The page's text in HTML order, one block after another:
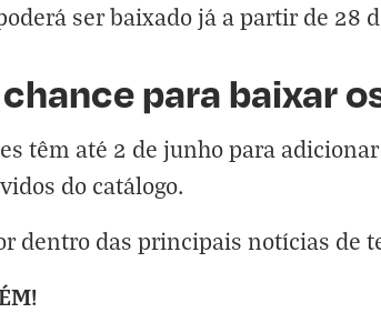
ser baixado já a partir de 28
para baixar
têm até 2 de junho para
do catálogo.
dentro das principais notícias de